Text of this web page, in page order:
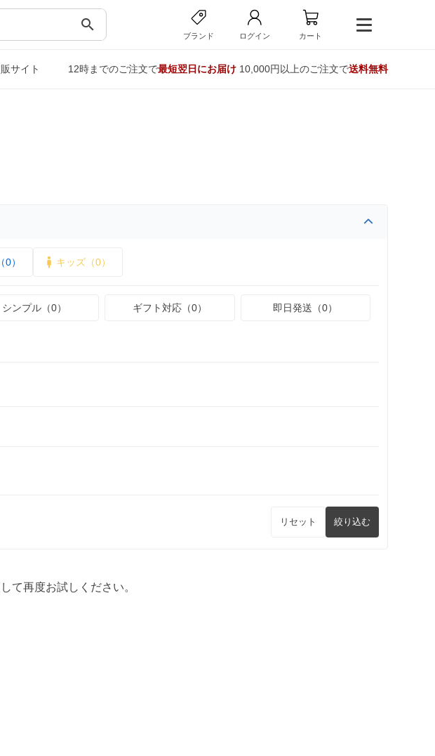
search
ブランド ログイン カート
サイト 12時までのご注文で最短翌日にお届け10,000円以上のご注文で送料無料
0） キッズ（0）
シンプル（0） ギフト対応（0） 即日発送（0）
リセット 絞り込む
て再度お試しください。